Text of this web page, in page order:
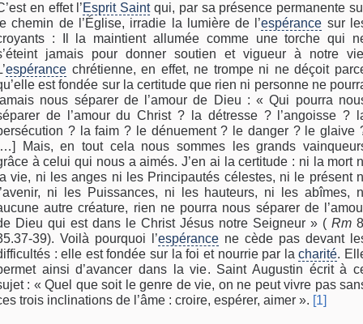
en effet l’Esprit Saintqui, par sa présence permanente
chemin de l’Église, irradie la lumière de l’espérance sur
: Il la maintient allumée comme une torche qui
jamais pour donner soutien et vigueur à notre
espérance chrétienne, en effet, ne trompe ni ne déçoit
est fondée sur la certitude que rien ni personne ne
nous séparer de l’amour de Dieu : « Qui pourra
de l’amour du Christ ? la détresse ? l’angoisse ?
? la faim ? le dénuement ? le danger ? le glaive
Mais, en tout cela nous sommes les grands
à celui qui nous a aimés. J’en ai la certitude : ni la mort
vie, ni les anges ni les Principautés célestes, ni le présent
ni les Puissances, ni les hauteurs, ni les abîmes,
autre créature, rien ne pourra nous séparer de
Dieu qui est dans le Christ Jésus notre Seigneur » ( Rm
39). Voilà pourquoi l’espérance ne cède pas devant
: elle est fondée sur la foi et nourrie par lacharité.
ainsi d’avancer dans la vie. Saint Augustin écrit à
: « Quel que soit le genre de vie, on ne peut vivre pas
trois inclinations de l’âme : croire, espérer, aimer ». [1]